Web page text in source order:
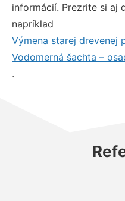
informácií. Prezrite si aj
napríklad
Výmena starej drevenej
Vodomerná šachta –
.